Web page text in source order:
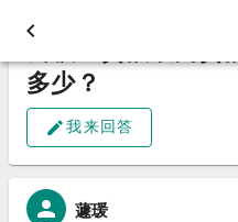
多少？
我来回答
蘧瑗